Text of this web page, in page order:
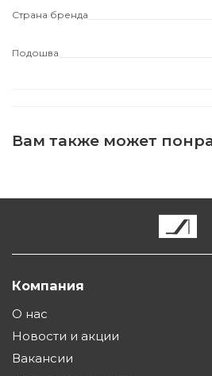
Страна бренда
Подошва
Вам также может
Компания
О нас
Новости и акции
Вакансии